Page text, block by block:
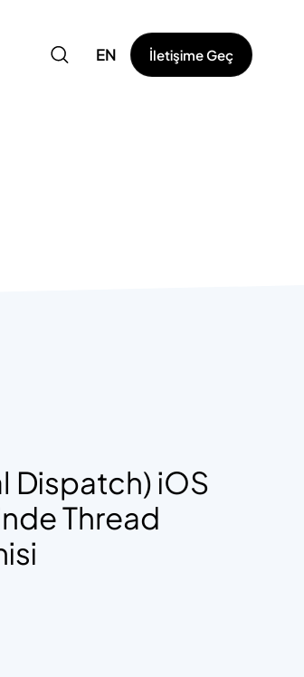
EN İletişime Geç
Dispatch) iOS
Thread